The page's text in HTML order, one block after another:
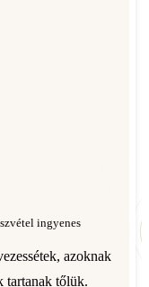
ingyenes
azoknak
tartanak tőlük.